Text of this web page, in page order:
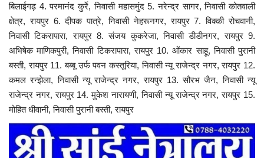
बिलाईगढ़ 4. परमानंद कुर्रे, निवासी महासमुंद 5. नरेन्द्र सागर, निवासी कोतवाली
क्षेत्र, रायपुर 6. दीपक पात्रे, निवासी नेहरूनगर, रायपुर 7. विक्की रोचवानी,
निवासी टिकरापारा, रायपुर 8. संजय कुकरेजा, निवासी डीडीनगर, रायपुर 9.
अभिषेक माणिकपुरी, निवासी टिकरापारा, रायपुर 10. ओंकार साहू, निवासी पुरानी
बस्ती, रायपुर 11. बब्बू उर्फ पवन कस्तूरिया, निवासी न्यू राजेन्द्र नगर, रायपुर 12.
कमल रन्झेला, निवासी न्यू राजेन्द्र नगर, रायपुर 13. सौरभ जैन, निवासी न्यू
राजेन्द्र नगर, रायपुर 14. मुकेश नारायणी, निवासी न्यू राजेन्द्र नगर, रायपुर 15.
मोहित धीवानी, निवासी पुरानी बस्ती, रायपुर